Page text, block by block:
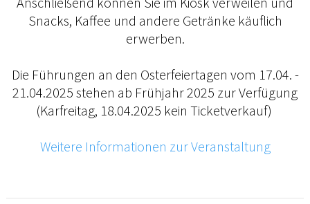
Snacks, Kaffee und andere Getränke käuflich
erwerben.
Die Führungen an den Osterfeiertagen vom 17.04. -
21.04.2025 stehen ab Frühjahr 2025 zur Verfügung
(Karfreitag, 18.04.2025 kein Ticketverkauf)
Weitere Informationen zur Veranstaltung